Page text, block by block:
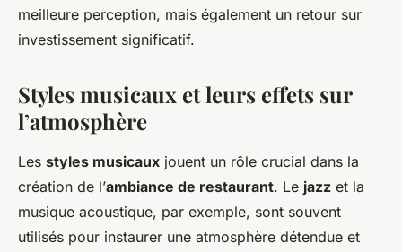
meilleure perception, mais également un retour sur
investissement significatif.
Styles musicaux et leurs effets sur
l’atmosphère
Les styles musicaux jouent un rôle crucial dans la
création de l’ambiance de restaurant. Le jazz et la
musique acoustique, par exemple, sont souvent
utilisés pour instaurer une atmosphère détendue et